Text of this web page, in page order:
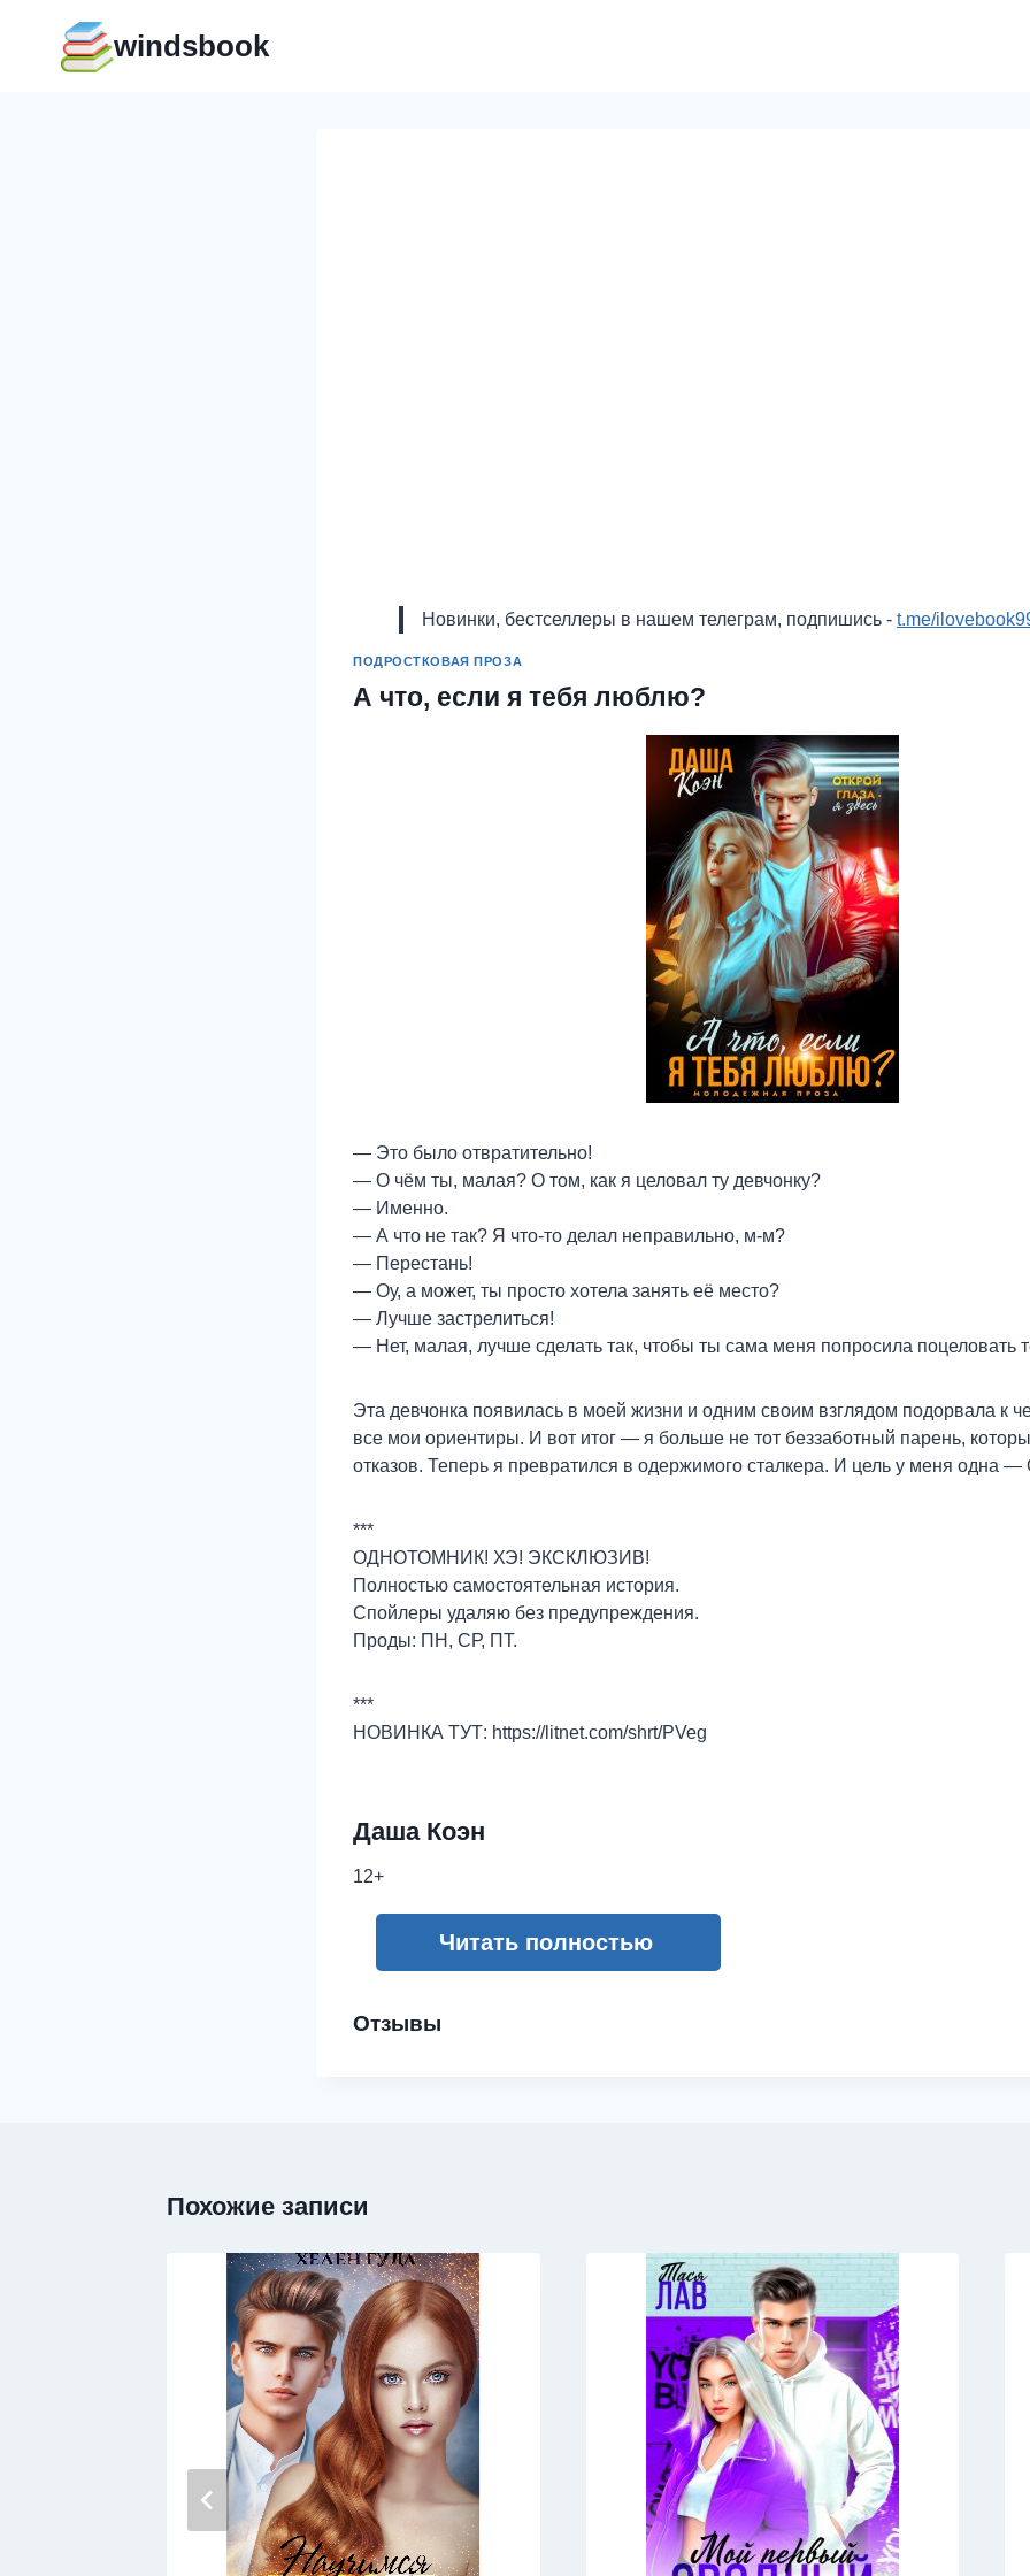
содержимому
windsbook
Новинки, бестселлеры в нашем телеграм, подпишись - t.me/
ПОДРОСТКОВАЯ ПРОЗА
А что, если я тебя люблю?
— Это было отвратительно!
— О чём ты, малая? О том, как я целовал ту девчонку?
— Именно.
— А что не так? Я что-то делал неправильно, м-м?
— Перестань!
— Оу, а может, ты просто хотела занять её место?
— Лучше застрелиться!
— Нет, малая, лучше сделать так, чтобы ты сама меня попросила поцеловать
Эта девчонка появилась в моей жизни и одним своим взглядом подорвала к
все мои ориентиры. И вот итог — я больше не тот беззаботный парень,
отказов. Теперь я превратился в одержимого сталкера. И цель у меня одна
***
ОДНОТОМНИК! ХЭ! ЭКСКЛЮЗИВ!
Полностью самостоятельная история.
Спойлеры удаляю без предупреждения.
Проды: ПН, СР, ПТ.
***
НОВИНКА ТУТ: https://litnet.com/shrt/PVeg
Даша Коэн
12+
Читать полностью
Отзывы
Похожие записи